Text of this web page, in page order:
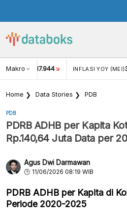
Makro
USD/IDR 17.944 INFLASI YOY (MEI)
Home Data Stories PDB
PDB
PDRB ADHB per Kapita
Rp.140,64 Juta Data per
Agus Dwi Darmawan
11/06/2026 08:19 WIB
PDRB ADHB per Kapita di
Periode 2020-2025